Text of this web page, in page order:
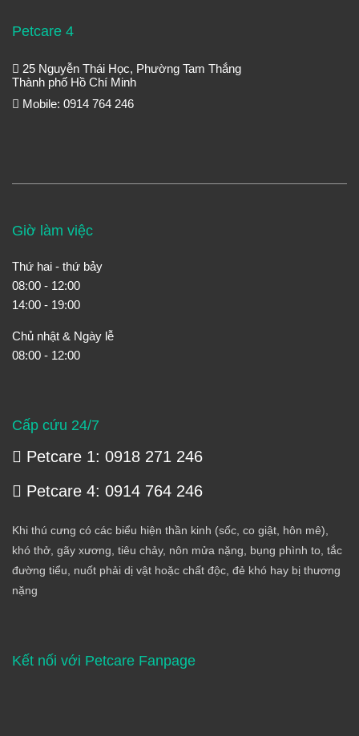
Petcare 4
25 Nguyễn Thái Học, Phường Tam Thắng
Thành phố Hồ Chí Minh
Mobile: 0914 764 246
Giờ làm việc
Thứ hai - thứ bảy
08:00 - 12:00
14:00 - 19:00
Chủ nhật & Ngày lễ
08:00 - 12:00
Cấp cứu 24/7
Petcare 1: 0918 271 246
Petcare 4: 0914 764 246
Khi thú cưng có các biểu hiện thần kinh (sốc, co giật, hôn mê),
khó thở, gãy xương, tiêu chảy, nôn mửa nặng, bụng phình to, tắc
đường tiểu, nuốt phải dị vật hoặc chất độc, đẻ khó hay bị thương
nặng
Kết nối với Petcare Fanpage